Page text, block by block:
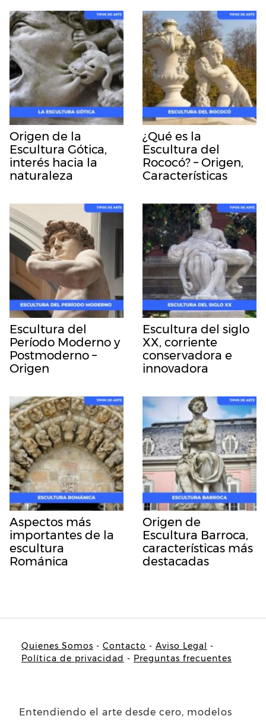
Origen de la
Escultura Gótica,
interés hacia la
naturaleza
¿Qué es la
Escultura del
Rococó? – Origen,
Características
Escultura del
Período Moderno y
Postmoderno –
Origen
Escultura del siglo
XX, corriente
conservadora e
innovadora
Aspectos más
importantes de la
escultura
Románica
Origen de
Escultura Barroca,
características más
destacadas
Quienes Somos - Contacto - Aviso Legal -
Política de privacidad - Preguntas frecuentes
Entendiendo el arte desde cero, modelos